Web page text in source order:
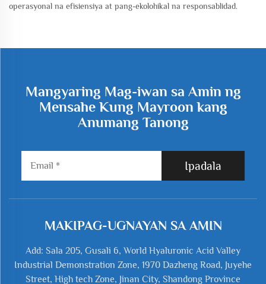
operasyonal na efisiensiya at pang-ekolohikal na responsablidad.
Mangyaring Mag-iwan sa Amin ng
Mensahe Kung Mayroon kang
Anumang Tanong
Ipadala
MAKIPAG-UGNAYAN SA AMIN
Add: Sala 205, Gusali 6, World Hyaluronic Acid Valley
Industrial Demonstration Zone, 1970 Dazheng Road, Juyehe
Street, High tech Zone, Jinan City, Shandong Province